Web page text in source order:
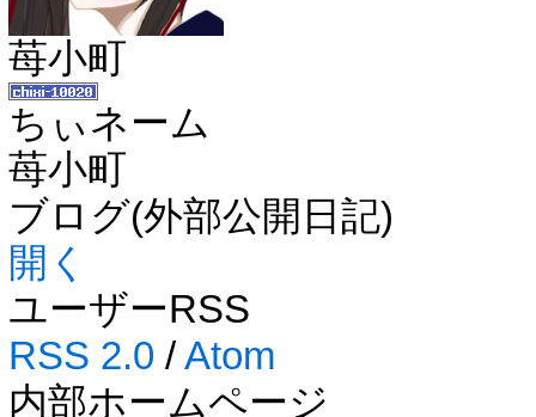
苺小町
ちぃネーム
苺小町
ブログ(外部公開日記)
開く
ユーザーRSS
RSS 2.0 /Atom
内部ホームページ